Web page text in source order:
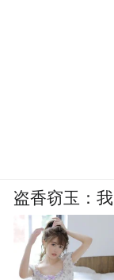
盗香窃玉：